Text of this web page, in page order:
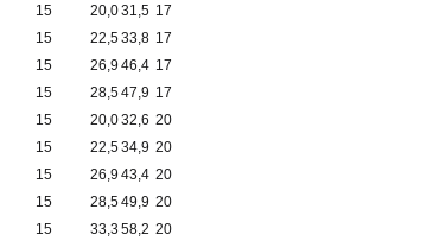
15 20,031,5 17
15 22,533,8 17
15 26,9 46,4 17
15 28,547,9 17
15 20,032,6 20
15 22,534,9 20
15 26,9 43,4 20
15 28,549,9 20
15 33,3 58,2 20